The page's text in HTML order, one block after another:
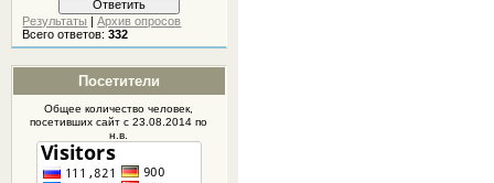
Результаты |Архив опросов
Всего ответов:332
Посетители
Общее количество человек,
посетившихсайтс 23.08.2014 по
н.в.